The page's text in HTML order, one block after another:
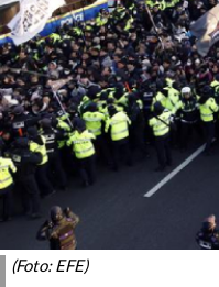
(Foto: EFE)